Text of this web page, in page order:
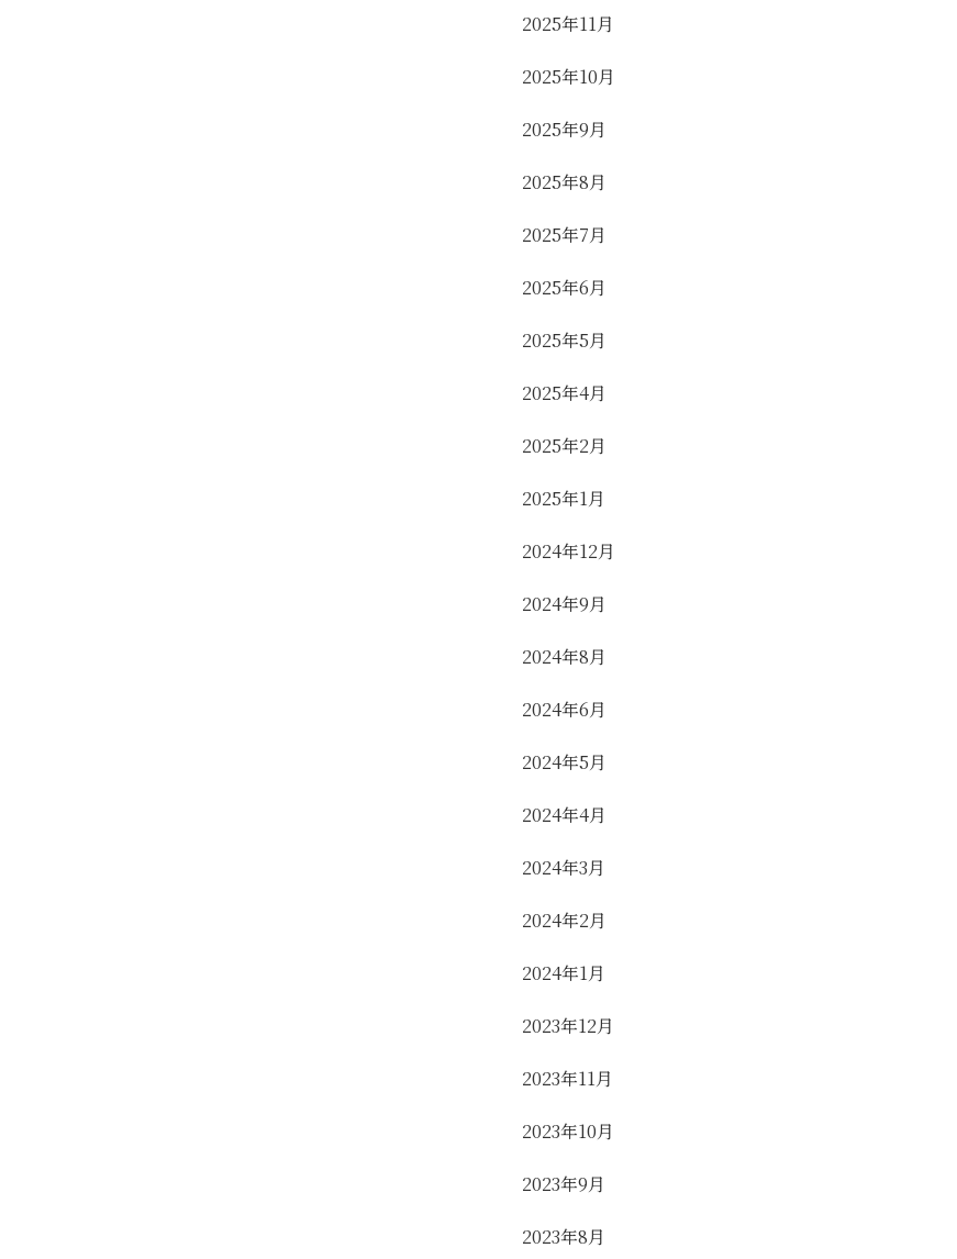
2025年11月
2025年10月
2025年9月
2025年8月
2025年7月
2025年6月
2025年5月
2025年4月
2025年2月
2025年1月
2024年12月
2024年9月
2024年8月
2024年6月
2024年5月
2024年4月
2024年3月
2024年2月
2024年1月
2023年12月
2023年11月
2023年10月
2023年9月
2023年8月